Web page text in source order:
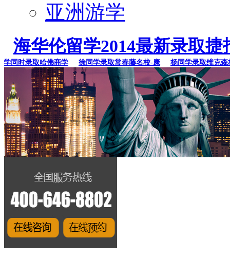
亚洲游学
海华伦留学2014最新录取捷
时录取哈佛商学 徐同学录取常春藤名校-康 杨同学录取维克森林